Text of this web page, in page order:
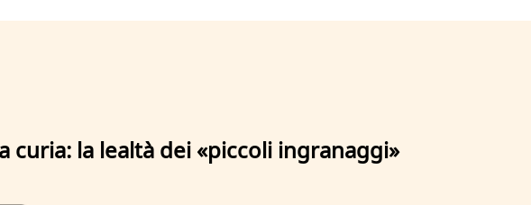
curia: la lealtà dei «piccoli ingranaggi»